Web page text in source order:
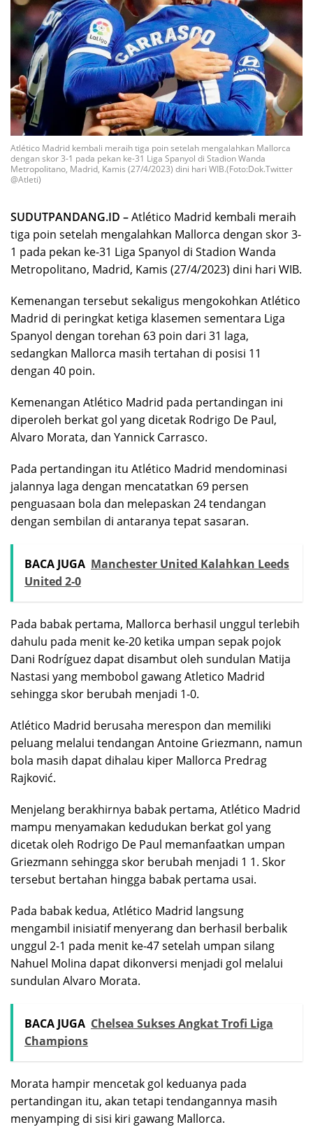
Atlético Madrid kembali meraih tiga poin setelah mengalahkan Mallorca
dengan skor 3-1 pada pekan ke-31 Liga Spanyol di Stadion Wanda
Metropolitano, Madrid, Kamis (27/4/2023) dini hari WIB.(Foto:Dok.Twitter
@Atleti)
SUDUTPANDANG.ID –Atlético Madrid kembali meraih
tiga poin setelah mengalahkan Mallorca dengan skor 3-
1 pada pekan ke-31 Liga Spanyol di Stadion Wanda
Metropolitano, Madrid, Kamis (27/4/2023) dini hari WIB.
Kemenangan tersebut sekaligus mengokohkan Atlético
Madrid di peringkat ketiga klasemen sementara Liga
Spanyol dengan torehan 63 poin dari 31 laga,
sedangkan Mallorca masih tertahan di posisi 11
dengan 40 poin.
Kemenangan Atlético Madrid pada pertandingan ini
diperoleh berkat gol yang dicetak Rodrigo De Paul,
Alvaro Morata, dan Yannick Carrasco.
Pada pertandingan itu Atlético Madrid mendominasi
jalannya laga dengan mencatatkan 69 persen
penguasaan bola dan melepaskan 24 tendangan
dengan sembilan di antaranya tepat sasaran.
BACA JUGA Manchester United Kalahkan Leeds
United 2-0
Pada babak pertama, Mallorca berhasil unggul terlebih
dahulu pada menit ke-20 ketika umpan sepak pojok
Dani Rodríguez dapat disambut oleh sundulan Matija
Nastasi yang membobol gawang Atletico Madrid
sehingga skor berubah menjadi 1-0.
Atlético Madrid berusaha merespon dan memiliki
peluang melalui tendangan Antoine Griezmann, namun
bola masih dapat dihalau kiper Mallorca Predrag
Rajković.
Menjelang berakhirnya babak pertama, Atlético Madrid
mampu menyamakan kedudukan berkat gol yang
dicetak oleh Rodrigo De Paul memanfaatkan umpan
Griezmann sehingga skor berubah menjadi 1 1. Skor
tersebut bertahan hingga babak pertama usai.
Pada babak kedua, Atlético Madrid langsung
mengambil inisiatif menyerang dan berhasil berbalik
unggul 2-1 pada menit ke-47 setelah umpan silang
Nahuel Molina dapat dikonversi menjadi gol melalui
sundulan Alvaro Morata.
BACA JUGA Chelsea Sukses Angkat Trofi Liga
Champions
Morata hampir mencetak gol keduanya pada
pertandingan itu, akan tetapi tendangannya masih
menyamping di sisi kiri gawang Mallorca.